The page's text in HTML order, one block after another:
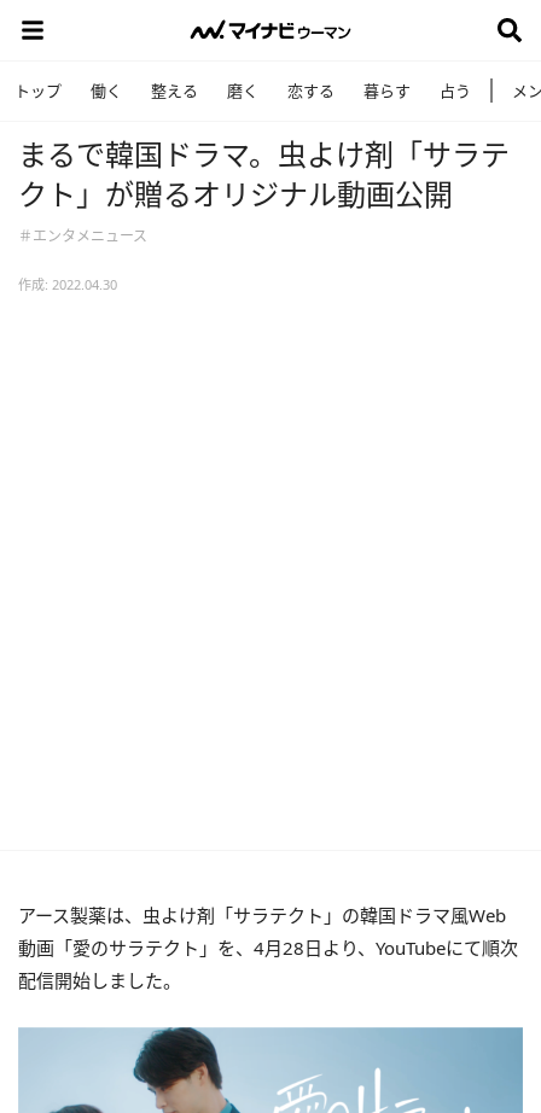
トップ 働く 整える 磨く 恋する 暮らす 占う メ
まるで韓国ドラマ。虫よけ剤「サラテ
クト」が贈るオリジナル動画公開
＃エンタメニュース
作成: 2022.04.30
アース製薬は、虫よけ剤「サラテクト」の韓国ドラマ風Web
動画「愛のサラテクト」を、4月28日より、YouTubeにて順次
配信開始しました。